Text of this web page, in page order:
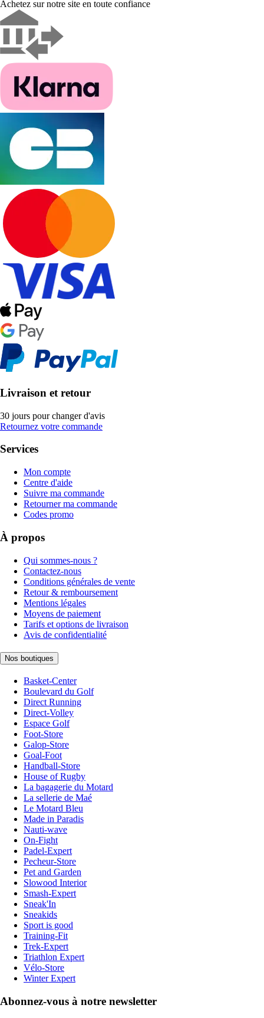
Achetez sur notre site en toute confiance
Livraison et retour
30 jours pour changer d'avis
Retournez votre commande
Services
Mon compte
Centre d'aide
Suivre ma commande
Retourner ma commande
Codes promo
À propos
Qui sommes-nous ?
Contactez-nous
Conditions générales de vente
Retour & remboursement
Mentions légales
Moyens de paiement
Tarifs et options de livraison
Avis de confidentialité
Nos boutiques
Basket-Center
Boulevard du Golf
Direct Running
Direct-Volley
Espace Golf
Foot-Store
Galop-Store
Goal-Foot
Handball-Store
House of Rugby
La bagagerie du Motard
La sellerie de Maé
Le Motard Bleu
Made in Paradis
Nauti-wave
On-Fight
Padel-Expert
Pecheur-Store
Pet and Garden
Slowood Interior
Smash-Expert
Sneak'In
Sneakids
Sport is good
Training-Fit
Trek-Expert
Triathlon Expert
Vélo-Store
Winter Expert
Abonnez-vous à notre newsletter